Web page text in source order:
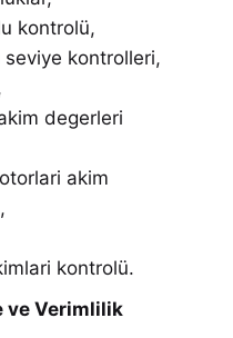
kontrolü,
kontrolleri,
degerleri
akim
kontrolü.
ve Verimlilik